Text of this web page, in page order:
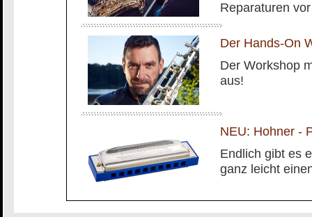
Reparaturen
Der Hands-On
Der Workshop
aus!
NEU: Hohner -
Endlich gibt es
ganz leicht